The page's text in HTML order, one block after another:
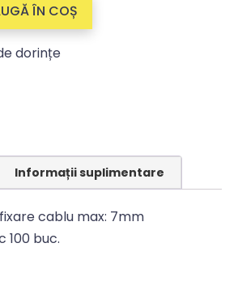
ÎN COȘ
dorințe
Informații suplimentare
cablu max: 7mm
100 buc.